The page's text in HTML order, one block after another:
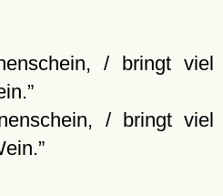
/ bringt viel
/ bringt viel